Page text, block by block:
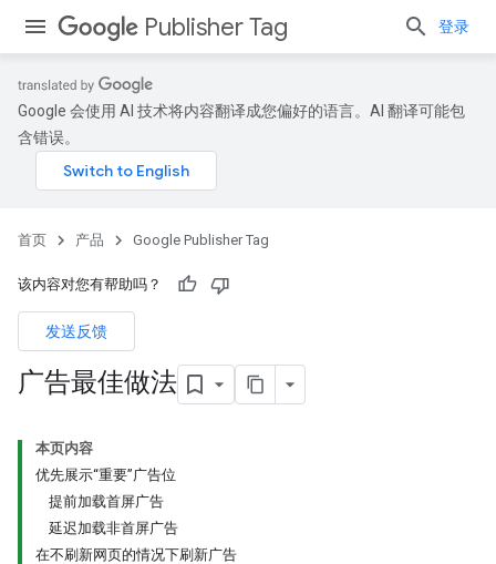
Publisher Tag 登录
Google 会使用 AI 技术将内容翻译成您偏好的语言。AI 翻译可能包
含错误。
首页 产品 Google Publisher Tag
该内容对您有帮助吗？
发送反馈
广告最佳做法
本页内容
优先展示“重要”广告位
提前加载首屏广告
延迟加载非首屏广告
在不刷新网页的情况下刷新广告